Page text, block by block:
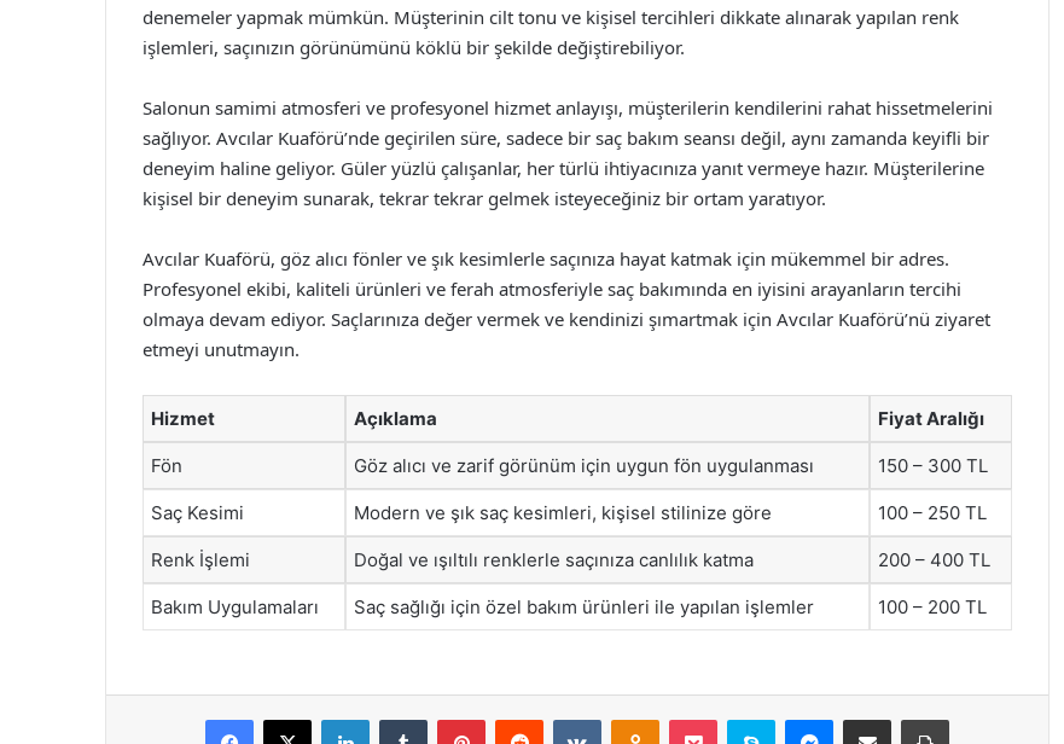
denemeler yapmak mümkün. Müşterinin cilt tonu ve kişisel tercihleri dikkate alınarak yapılan renk
işlemleri, saçınızın görünümünü köklü bir şekilde değiştirebiliyor.
Salonun samimi atmosferi ve profesyonel hizmet anlayışı, müşterilerin kendilerini rahat hissetmelerini
sağlıyor. Avcılar Kuaförü’nde geçirilen süre, sadece bir saç bakım seansı değil, aynı zamanda keyifli bir
deneyim haline geliyor. Güler yüzlü çalışanlar, her türlü ihtiyacınıza yanıt vermeye hazır. Müşterilerine
kişisel bir deneyim sunarak, tekrar tekrar gelmek isteyeceğiniz bir ortam yaratıyor.
Avcılar Kuaförü, göz alıcı fönler ve şık kesimlerle saçınıza hayat katmak için mükemmel bir adres.
Profesyonel ekibi, kaliteli ürünleri ve ferah atmosferiyle saç bakımında en iyisini arayanların tercihi
olmaya devam ediyor. Saçlarınıza değer vermek ve kendinizi şımartmak için Avcılar Kuaförü’nü ziyaret
etmeyi unutmayın.
Hizmet Açıklama Fiyat Aralığı
Fön Göz alıcı ve zarif görünüm için uygun fön uygulanması 150 – 300 TL
Saç Kesimi Modern ve şık saç kesimleri, kişisel stilinize göre 100 – 250 TL
Renk İşlemi Doğal ve ışıltılı renklerle saçınıza canlılık katma 200 – 400 TL
Bakım Uygulamaları Saç sağlığı için özel bakım ürünleri ile yapılan işlemler 100 – 200 TL
Facebook
X LinkedInTumblr PinterestReddit VKontakteOdnoklassniki
Pocket Skype Messenger
E-Posta ile paylaş Yazdır